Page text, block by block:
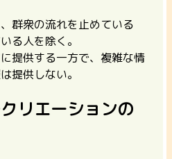
群衆の流れを止めている
る人を除く。
提供する一方で、複雑な情
提供しない。
リエーションの